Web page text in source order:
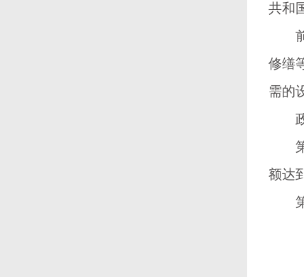
共和
前
修缮
需的
政
第
额达
第
（
（